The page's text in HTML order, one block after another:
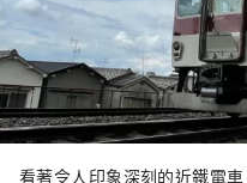
看著令人印象深刻的近鐵電